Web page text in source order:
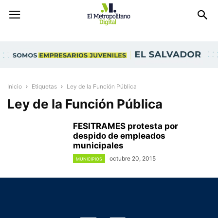
Inicio Etiquetas Ley de la Función Pública
Ley de la Función Pública
FESITRAMES protesta por
despido de empleados
municipales
MUNICIPIOS octubre 20, 2015